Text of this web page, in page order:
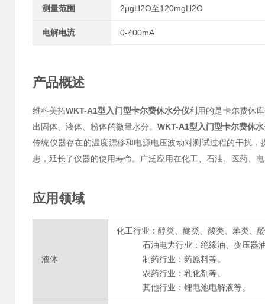
测量范围 2μgH2O至120mgH2O
电解电流 0-400mA
产品概述
维科美拓WKT-A1型入门型卡尔费休水分仪利用的是卡尔费休
出固体、液体、粉体的微量水分。 WKT-A1型入门型卡尔费休
传统仪器存在的温度漂移和电源电压波动对测试过程的干扰
患，延长了仪器的使用寿命。广泛应用在化工、石油、医药、
应用领域
液体
化工行业：醇类、醚类、酸类、苯类、
石油电力行业：绝缘油、变压器油
制药行业：药原料等。
农药行业：乳化剂等。
其他行业：锂电池电解液等。